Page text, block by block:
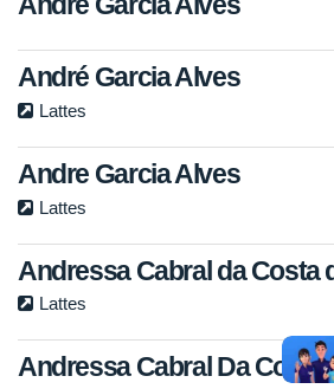
André Garcia Alves
Lattes
Andre Garcia Alves
Lattes
Andressa Cabral da Costa
Lattes
Andressa Cabral Da Costa